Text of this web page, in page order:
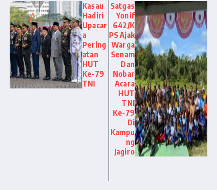
Kasau
Hadiri
Upacar
a
Pering
atan
HUT
Ke-79
TNI
Satgas
Yonif
642/K
PS Ajak
Warga
Senam
Dan
Nobar
Acara
HUT
TNI
Ke-79
Di
Kampu
ng
Jagiro